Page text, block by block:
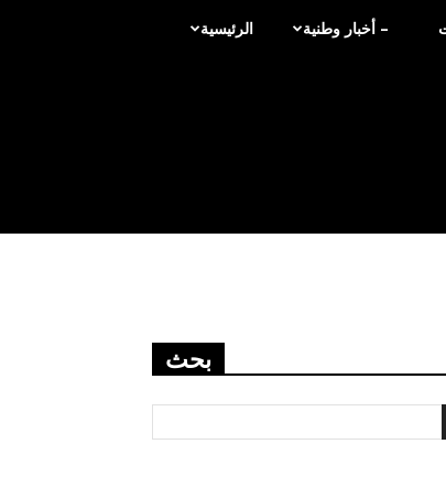
الرئيسية – أخبار وطنية
بحث